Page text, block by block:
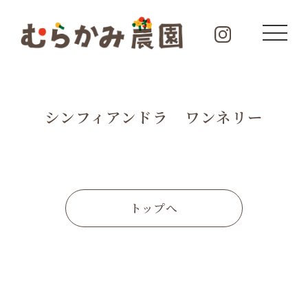
シンフィアンドラ ワンネリー
トップへ